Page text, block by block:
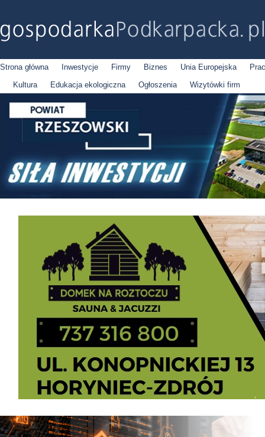
Strona główna Inwestycje Firmy Biznes Unia Europejska
Kultura
Edukacja ekologiczna Ogłoszenia Wizytówki firm